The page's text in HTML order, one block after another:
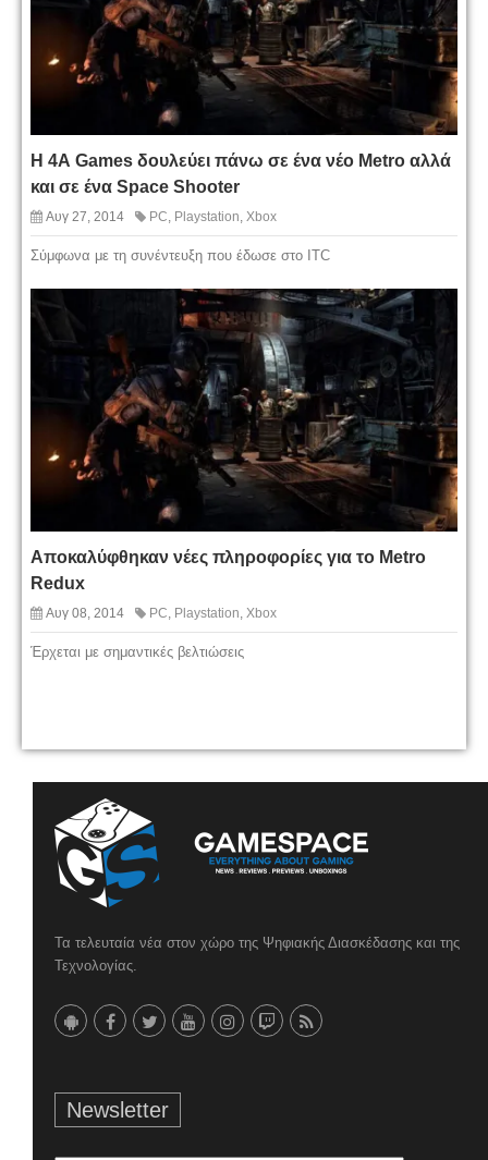
Η 4Α Games δουλεύει πάνω σε ένα νέο Metro αλλά
και σε ένα Space Shooter
Αυγ 27, 2014 PC, Playstation, Xbox
Σύμφωνα με τη συνέντευξη που έδωσε στο ITC
Αποκαλύφθηκαν νέες πληροφορίες για το Metro
Redux
Αυγ 08, 2014 PC, Playstation, Xbox
Έρχεται με σημαντικές βελτιώσεις
Τα τελευταία νέα στον χώρο της Ψηφιακής Διασκέδασης και της
Τεχνολογίας.
Newsletter